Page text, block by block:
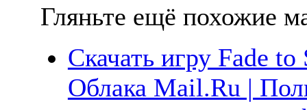
Гляньте ещё похожие
Скачать игру Fade
Облака Mail.Ru |